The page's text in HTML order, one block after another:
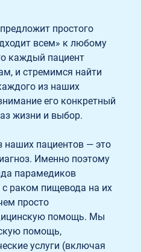
простого
всем» к любому
каждый пациент
и стремимся найти
из наших
его конкретный
жизни и выбор.
пациентов — это
Именно поэтому
парамедиков
раком пищевода на их
просто
помощь. Мы
помощь,
услуги (включая